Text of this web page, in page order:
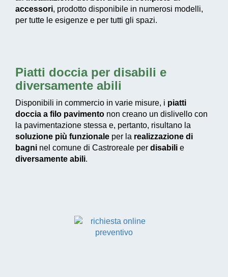
accessori, prodotto disponibile in numerosi modelli,
per tutte le esigenze e per tutti gli spazi.
Piatti doccia per disabili e
diversamente abili
Disponibili in commercio in varie misure, i piatti
doccia a filo pavimento non creano un dislivello con
la pavimentazione stessa e, pertanto, risultano la
soluzione più funzionale per la realizzazione di
bagni nel comune di Castroreale per disabili e
diversamente abili.